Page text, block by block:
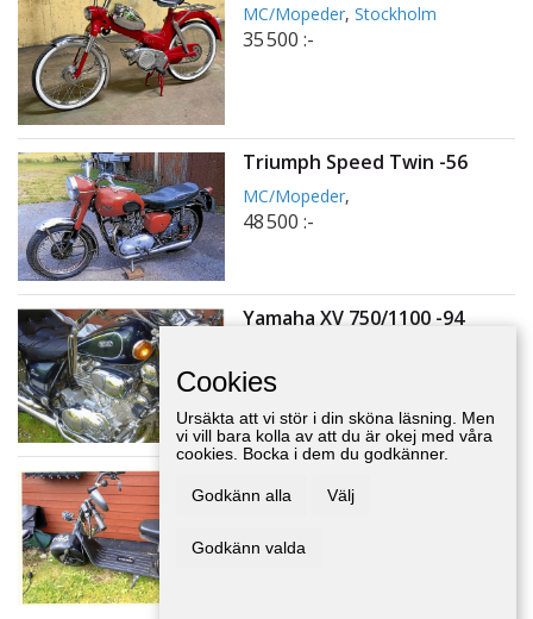
MC/Mopeder,Stockholm
35 500 :-
Triumph Speed Twin -56
MC/Mopeder,
48 500 :-
Yamaha XV 750/1100 -94
21 500 :-
3 500 :-
Cookies
Ursäkta att vi stör i din sköna läsning. Men
vi vill bara kolla av att du är okej med våra
cookies. Bocka i dem du godkänner.
Godkänn alla Välj
Godkänn valda